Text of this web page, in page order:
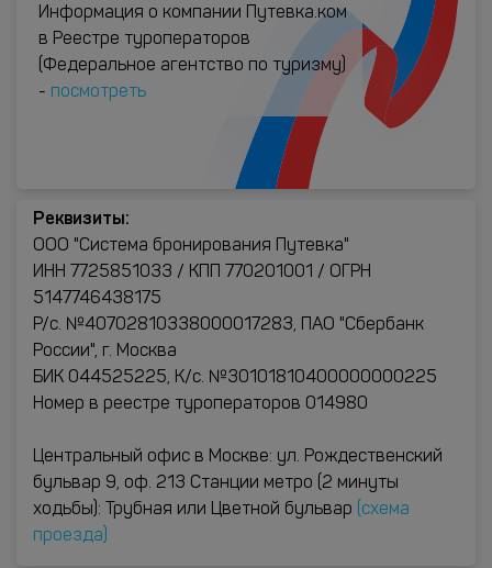
Информация о компании Путевка.ком
в Реестре туроператоров
(Федеральное агентство по туризму)
- посмотреть
Реквизиты:
ООО "Система бронирования Путевка"
ИНН 7725851033 / КПП 770201001 / ОГРН
5147746438175
Р/с. №40702810338000017283, ПАО "Сбербанк
России", г. Москва
БИК 044525225, К/с. №30101810400000000225
Номер в реестре туроператоров 014980
Центральный офис в Москве: ул. Рождественский
бульвар 9, оф. 213 Станции метро (2 минуты
ходьбы): Трубная или Цветной бульвар
(схема
проезда)